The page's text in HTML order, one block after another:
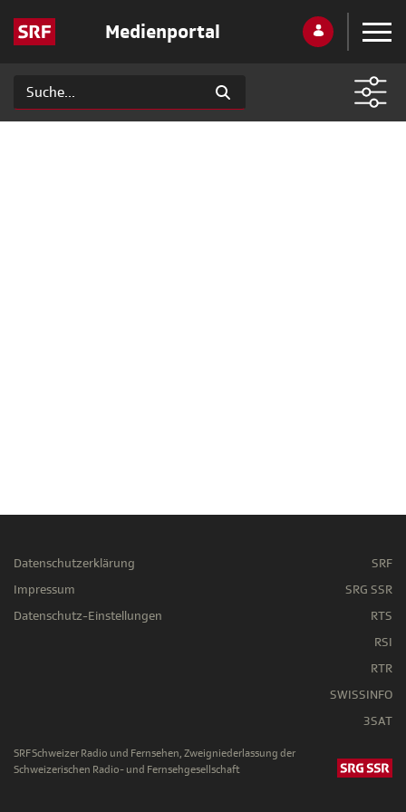
Medienportal
Datenschutzerklärung
Impressum
Datenschutz-Einstellungen
SRF
SRG SSR
RTS
RSI
RTR
SWISSINFO
3SAT
SRF Schweizer Radio und Fernsehen, Zweigniederlassung der
Schweizerischen Radio- und Fernsehgesellschaft